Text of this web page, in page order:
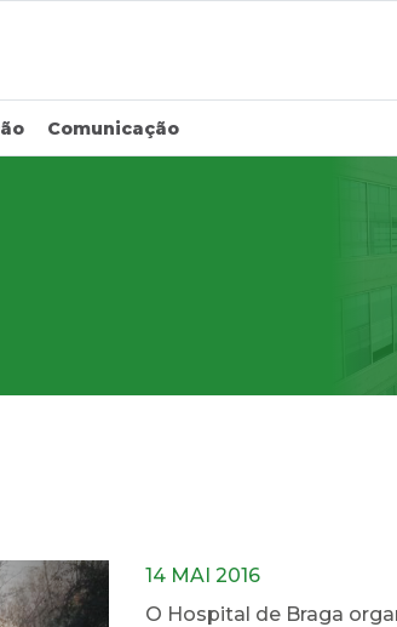
Comunicação
14 MAI 2016
O Hospital de Braga